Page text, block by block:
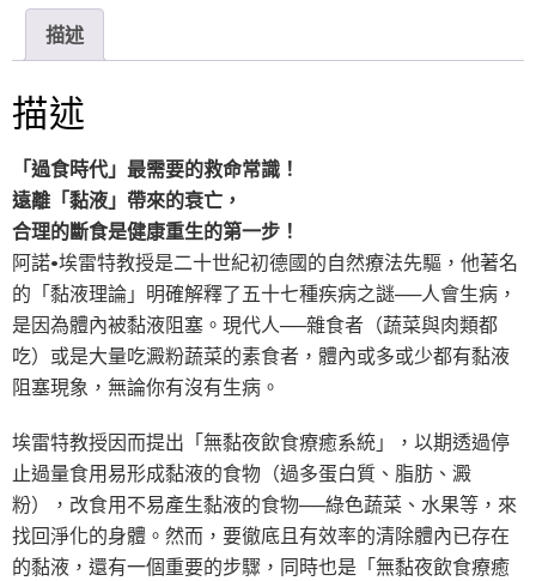
e
e
b
o
k
描述
描述
「過食時代」最需要的救命常識！
遠離「黏液」帶來的衰亡，
合理的斷食是健康重生的第一步！
阿諾•埃雷特教授是二十世紀初德國的自然療法先驅，他著名
的「黏液理論」明確解釋了五十七種疾病之謎──人會生病，
是因為體內被黏液阻塞。現代人──雜食者（蔬菜與肉類都
吃）或是大量吃澱粉蔬菜的素食者，體內或多或少都有黏液
阻塞現象，無論你有沒有生病。
埃雷特教授因而提出「無黏夜飲食療癒系統」，以期透過停
止過量食用易形成黏液的食物（過多蛋白質、脂肪、澱
粉），改食用不易產生黏液的食物──綠色蔬菜、水果等，來
找回淨化的身體。然而，要徹底且有效率的清除體內已存在
的黏液，還有一個重要的步驟，同時也是「無黏夜飲食療癒